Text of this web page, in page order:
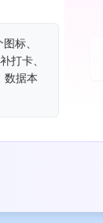
标、
打卡、
数据本